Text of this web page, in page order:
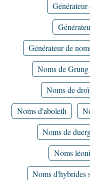
Générateur
Générateur de
Noms de Grung
Noms de
Noms d'aboleth
Noms de
Noms
Noms d'hybrides